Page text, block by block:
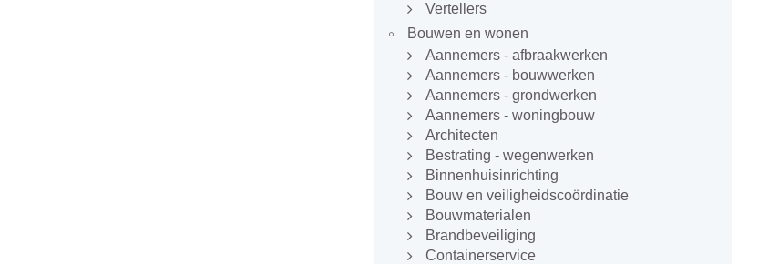
Vertellers
Bouwen en wonen
Aannemers - afbraakwerken
Aannemers - bouwwerken
Aannemers - grondwerken
Aannemers - woningbouw
Architecten
Bestrating - wegenwerken
Binnenhuisinrichting
Bouw en veiligheidscoördinatie
Bouwmaterialen
Brandbeveiliging
Containerservice